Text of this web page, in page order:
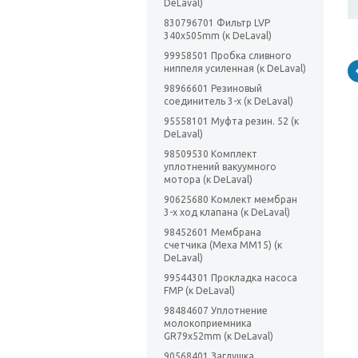
DeLaval)
830796701 Фильтр LVP
340x505mm (к DeLaval)
99958501 Пробка сливного
ниппеля усиленная (к DeLaval)
98966601 Резиновый
соединитель 3-х (к DeLaval)
95558101 Муфта резин. 52 (к
DeLaval)
98509530 Комплект
уплотнений вакуумного
мотора (к DeLaval)
90625680 Комлект мембран
3-х ход клапана (к DeLaval)
98452601 Мембрана
счетчика (Меха ММ15) (к
DeLaval)
99544301 Прокладка насоса
FMP (к DeLaval)
98484607 Уплотнение
молокоприемника
GR79x52mm (к DeLaval)